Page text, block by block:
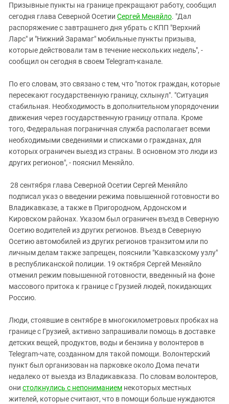
Призывные пункты на границе прекращают работу, сообщил
сегодня глава Северной Осетии Сергей Меняйло. "Дал
распоряжение с завтрашнего дня убрать с КПП "Верхний
Ларс" и "Нижний Зарамаг" мобильные пункты призыва,
которые действовали там в течение нескольких недель", -
сообщил он сегодня в своем Telegram-канале.
По его словам, это связано с тем, что "поток граждан, которые
пересекают государственную границу, схлынул". "Ситуация
стабильная. Необходимость в дополнительном упорядочении
движения через государственную границу отпала. Кроме
того, Федеральная пограничная служба располагает всеми
необходимыми сведениями и списками о гражданах, для
которых ограничен выезд из страны. В основном это люди из
других регионов", - пояснил Меняйло.
28 сентября глава Северной Осетии Сергей Меняйло
подписал указ о введении режима повышенной готовности во
Владикавказе, а также в Пригородном, Ардонском и
Кировском районах. Указом был ограничен въезд в Северную
Осетию водителей из других регионов. Въезд в Северную
Осетию автомобилей из других регионов транзитом или по
личным делам также запрещен, пояснили "Кавказскому узлу"
в республиканской полиции. 19 октября Сергей Меняйло
отменил режим повышенной готовности, введенный на фоне
массового притока к границе с Грузией людей, покидающих
Россию.
Люди, стоявшие в сентябре в многокилометровых пробках на
границе с Грузией, активно запрашивали помощь в доставке
детских вещей, продуктов, воды и бензина у волонтеров в
Telegram-чате, созданном для такой помощи. Волонтерский
пункт был организован на парковке около Дома печати
недалеко от выезда из Владикавказа. По словам волонтеров,
они столкнулись с непониманием некоторых местных
жителей, которые считают, что в помощи больше нуждаются